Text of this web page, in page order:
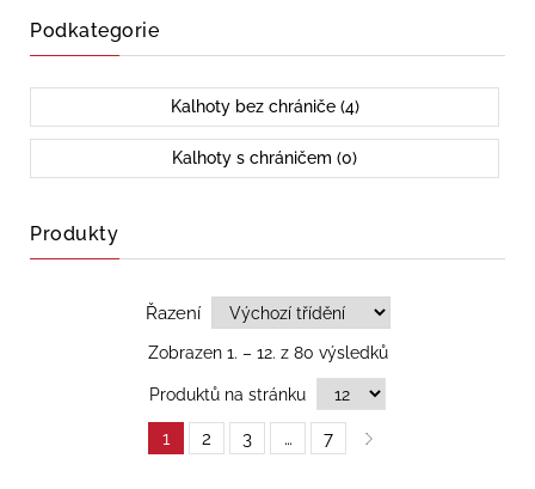
Podkategorie
Kalhoty bez chrániče (4)
Kalhoty s chráničem (0)
Produkty
Řazení
Zobrazen 1. – 12. z 80 výsledků
Produktů na stránku
1 2 3 … 7